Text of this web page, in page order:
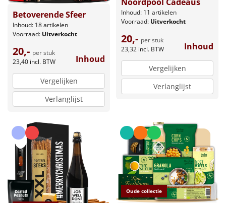
Betoverende Sfeer
Inhoud: 18 artikelen
Voorraad: Uitverkocht
20,- per stuk
23,40 incl. BTW Inhoud
Vergelijken
Verlanglijst
Inhoud: 11 artikelen
Voorraad: Uitverkocht
20,- per stuk
23,32 incl. BTW Inhoud
Vergelijken
Verlanglijst
Oude collectie